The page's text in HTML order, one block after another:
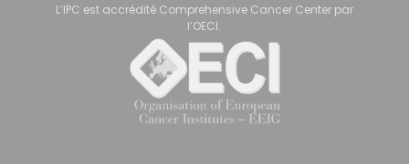
L’IPC est accrédité Comprehensive Cancer Center par
l’OECI.